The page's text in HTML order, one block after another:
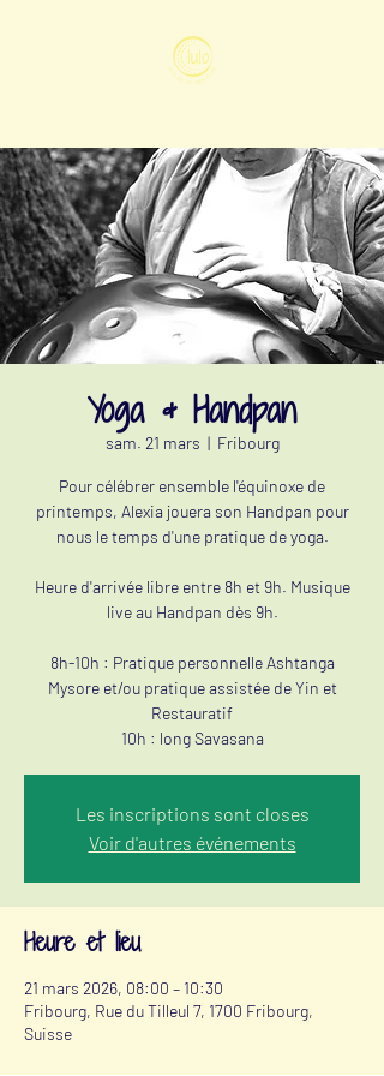
Yoga & Handpan
sam. 21 mars
  |
Fribourg
Pour célébrer ensemble l'équinoxe de
printemps, Alexia jouera son Handpan pour
nous le temps d'une pratique de yoga.
Heure d'arrivée libre entre 8h et 9h. Musique
live au Handpan dès 9h.
8h-10h : Pratique personnelle Ashtanga
Mysore et/ou pratique assistée de Yin et
Restauratif
10h : long Savasana
Les inscriptions sont closes
Voir d'autres événements
Heure et lieu
21 mars 2026, 08:00 – 10:30
Fribourg, Rue du Tilleul 7, 1700 Fribourg,
Suisse